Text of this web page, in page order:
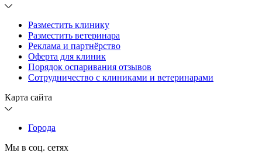
Разместить клинику
Разместить ветеринара
Реклама и партнёрство
Оферта для клиник
Порядок оспаривания отзывов
Сотрудничество с клиниками и ветеринарами
Карта сайта
Города
Мы в соц. сетях